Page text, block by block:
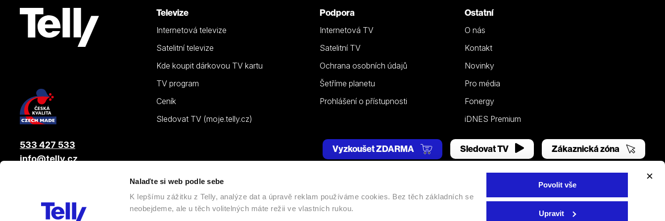
Nalaďte si web podle sebe
K lepšímu zážitku z Telly, analýze dat a úpravě reklam používáme cookies. Bez těch základních se
neobejdeme, ale u těch volitelných máte režii ve vlastních rukou.
Povolit vše
Upravit
Televize
Internetová televize
Satelitní televize
Kde koupit dárkovou TV kartu
TV program
Ceník
Sledovat TV (moje.telly.cz)
Podpora
Internetová TV
Satelitní TV
Ochrana osobních údajů
Šetříme planetu
Prohlášení o přístupnosti
Ostatní
O nás
Kontakt
Novinky
Pro média
Fonergy
iDNES Premium
533 427 533
info@telly.cz
Vyzkoušet ZDARMA Sledovat TV Zákaznická zóna
, člen skupiny LAMA ENERGY GROUP | Všechna práva vyhrazena. |Nastavení cookies